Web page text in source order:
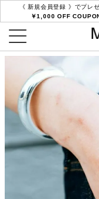
《 新規会員登録 》でプレ
￥1,000 OFF